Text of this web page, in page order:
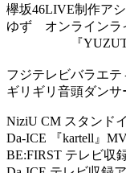
欅坂46LIVE制作ア
ゆず オンラインラ
『YUZUTOWN
フジテレビバラエテ
ギリギリ音頭ダンサ
NiziU CM スタンド
Da-ICE 『kartell』
BE:FIRST テレビ収